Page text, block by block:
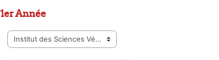
1er Année
Catégories de cours